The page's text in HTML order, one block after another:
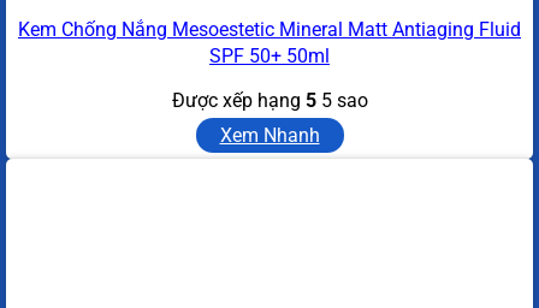
Kem Chống Nắng Mesoestetic Mineral Matt Antiaging Fluid
SPF 50+ 50ml
Được xếp hạng 55 sao
Xem Nhanh